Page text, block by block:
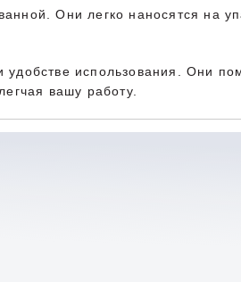
Они легко наносятся на
использования. Они
вашу работу.